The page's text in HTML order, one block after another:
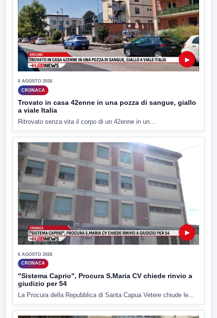
▶
6 AGOSTO 2026
CRONACA
Trovato in casa 42enne in una pozza di sangue, giallo
a viale Italia
Ritrovato senza vita il corpo di un 42enne in un...
▶
6 AGOSTO 2026
CRONACA
"Sistema Caprio", Procura S.Maria CV chiede rinvio a
giudizio per 54
La Procura della Repubblica di Santa Capua Vetere chiude le...